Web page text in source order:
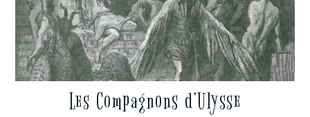
Les Compagnons d’Ulysse